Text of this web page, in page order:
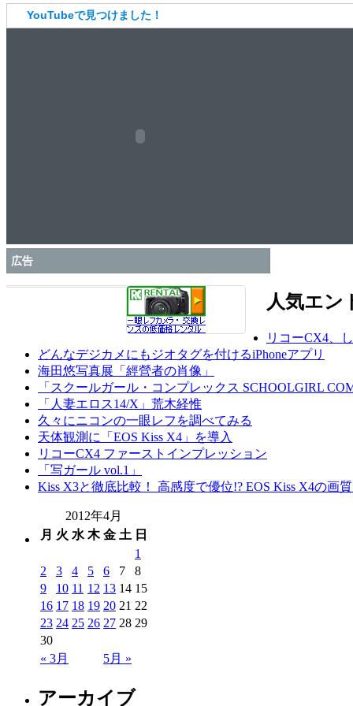
YouTubeで見つけました！
広告
人気エン
リコーCX4、
どんなデジカメにもジオタグを付けるiPhoneアプリ
海田悠写真展「經營者の肖像」
「スクールガール・コンプレックス SCHOOLGIRL
「人妻エロス14/X」荒木経惟
久々にニコンの一眼レフを調べてみる
天体観測に「EOS Kiss X4」を導入
リコーCX4 ファーストインプレッション
「写ガール vol.1」
Kiss X3と徹底比較！ 高感度で優位!? EOS Kiss X4の画
2012年4月
月 火 水 木 金 土 日
« 3月 5月 »
1
2
3 4 5 6 7
8
9
10 11 12 13 14 15
16 17 18 19 20 21 22
23 24 25 26 27 28 29
30
アーカイブ